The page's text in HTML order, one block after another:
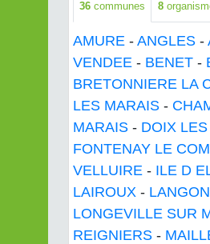
36 communes 8
AMURE - ANGLES -
VENDEE - BENET -
BRETONNIERE LA
LES MARAIS -
MARAIS - DOIX
FONTENAY LE
VELLUIRE - ILE D
LAIROUX - LANGON
LONGEVILLE SUR
REIGNIERS -